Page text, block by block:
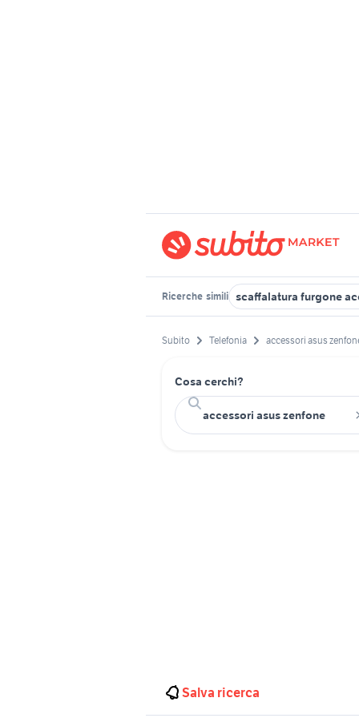
Ricerche simili scaffalatura furgone
Subito Telefonia accessori asus
Cosa cerchi?
Salva ricerca